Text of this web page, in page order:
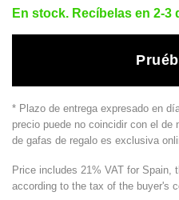
En stock. Recíbelas en 2-3
* Plazo de entrega expresado en
precio puede no coincidir con el
de gafas de regalo es exclusiva
Price includes 21% VAT for Spain,
according to the tax of the buyer's